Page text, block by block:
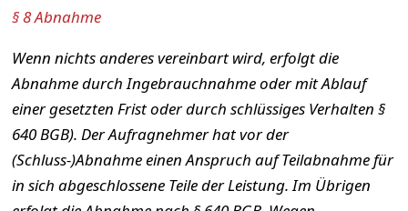
§ 8 Abnahme
Wenn nichts anderes vereinbart wird, erfolgt die
Abnahme durch Ingebrauchnahme oder mit Ablauf
einer gesetzten Frist oder durch schlüssiges Verhalten §
640 BGB). Der Aufragnehmer hat vor der
(Schluss-)Abnahme einen Anspruch auf Teilabnahme für
in sich abgeschlossene Teile der Leistung. Im Übrigen